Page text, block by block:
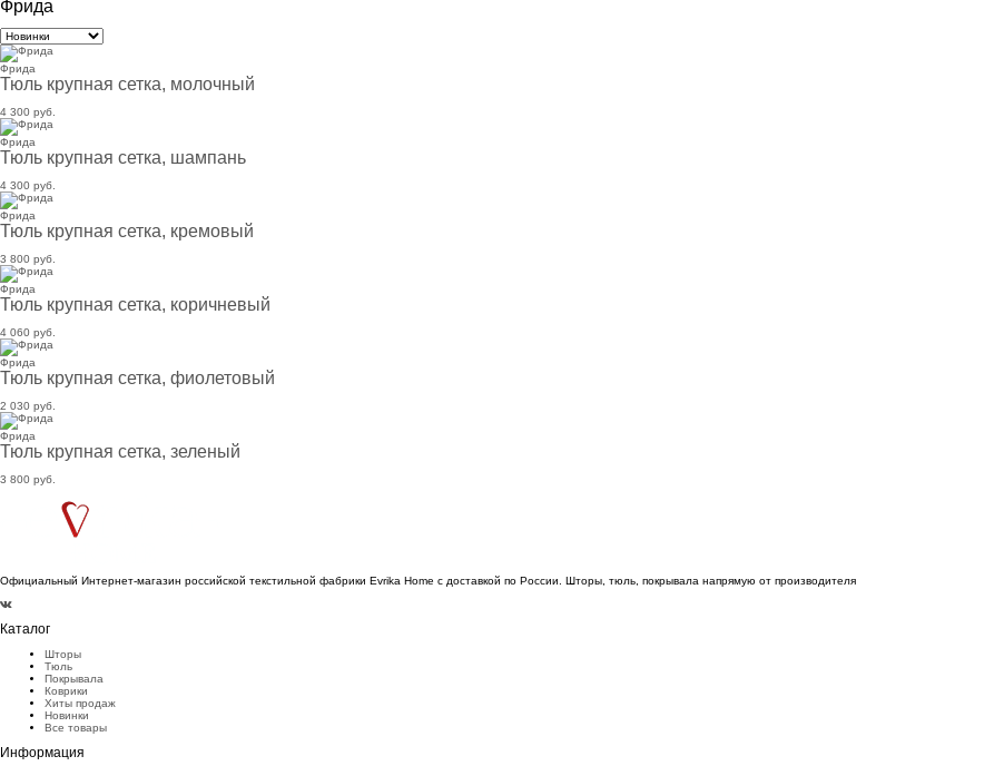
Фрида
Фрида
Тюль крупная сетка, молочный
4 300 руб.
Фрида
Тюль крупная сетка, шампань
4 300 руб.
Фрида
Тюль крупная сетка, кремовый
3 800 руб.
Фрида
Тюль крупная сетка, коричневый
4 060 руб.
Фрида
Тюль крупная сетка, фиолетовый
2 030 руб.
Фрида
Тюль крупная сетка, зеленый
3 800 руб.
Официальный Интернет-магазин российской текстильной фабрики Evrika Home c доставкой по России. Шторы, тюль, покрывала напрямую от производителя
Каталог
Шторы
Тюль
Покрывала
Коврики
Хиты продаж
Новинки
Все товары
Информация